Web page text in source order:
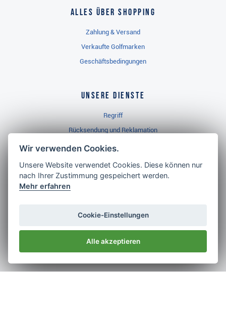
Alles über Shopping
Zahlung & Versand
Verkaufte Golfmarken
Geschäftsbedingungen
Unsere Dienste
Regriff
Rücksendung und Reklamation
Widerrufsbelehrung
Golf Brothers.de
Neuheiten
Impressum
Wir verwenden Cookies.
Unsere Website verwendet Cookies. Diese können nur
nach Ihrer Zustimmung gespeichert werden.
Mehr erfahren
Cookie-Einstellungen
Alle akzeptieren